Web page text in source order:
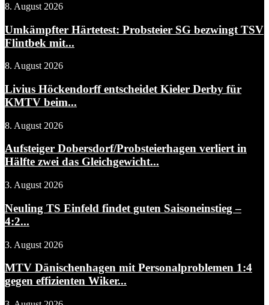
8. August 2026
Umkämpfter Härtetest: Probsteier SG bezwingt TSV
Flintbek mit...
8. August 2026
Livius Höckendorff entscheidet Kieler Derby für
KMTV beim...
8. August 2026
Aufsteiger Dobersdorf/Probsteierhagen verliert in
Hälfte zwei das Gleichgewicht...
3. August 2026
Neuling TS Einfeld findet guten Saisoneinstieg –
4:2...
3. August 2026
MTV Dänischenhagen mit Personalproblemen 1:4
gegen effizienten Wiker...